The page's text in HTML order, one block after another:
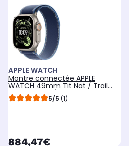
APPLE WATCH
Montre connectée APPLE
WATCH 49mm Tit Nat / Trail
Bleu Ultra 3 S/M Cellular
5/5 (1)
currentPrice
884,47€